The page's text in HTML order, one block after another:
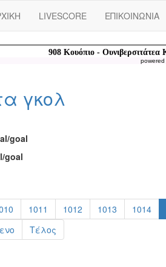
LIVESCORE ΕΠΙΚΟΙΝΩΝΙΑ
powered
γκολ
goal
goal
1011 1012 1013 1014
Τέλος